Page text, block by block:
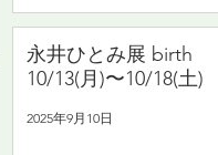
永井ひとみ展 birth
10/13(月)〜10/18(土)
2025年9月10日